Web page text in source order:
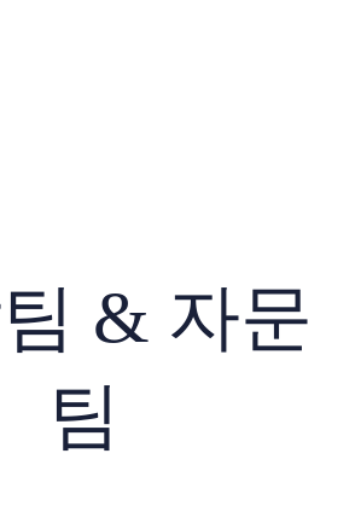
팀
security management system